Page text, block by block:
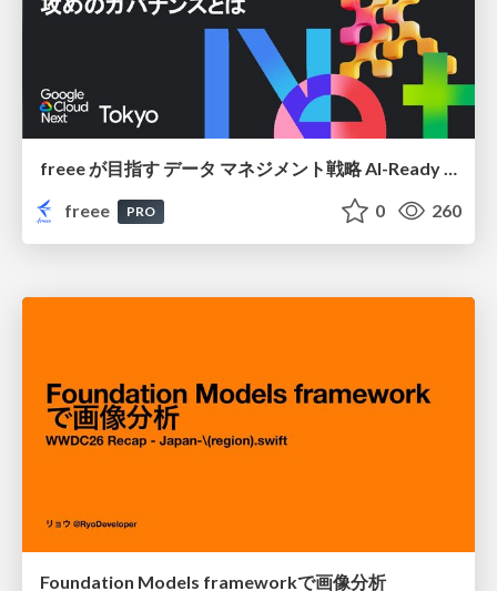
freee が目指す データ マネジメント戦略 AI-Ready 時代を支える 攻めのガバナンスとは
freee
PRO 0 260
Foundation Models frameworkで画像分析